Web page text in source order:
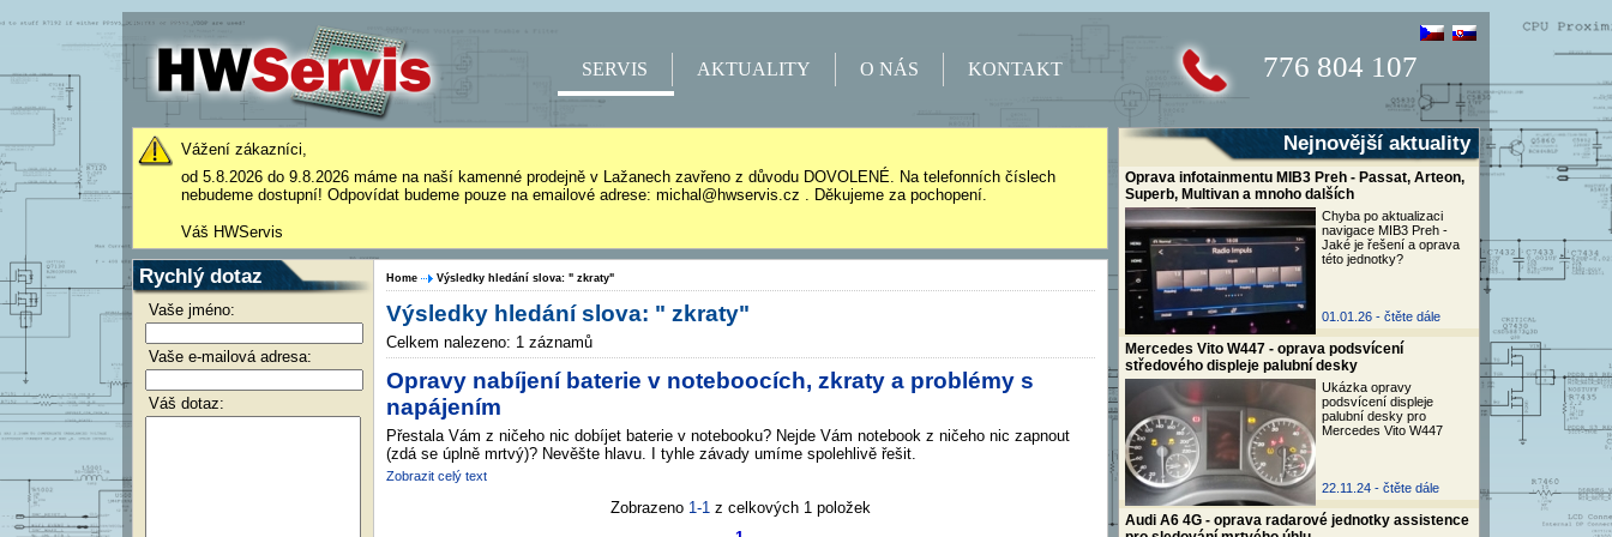
776 804 107
SERVIS AKTUALITY O NÁS KONTAKT
Nejnovější aktuality
Oprava infotainmentu MIB3 Preh - Passat, Arteon,
Superb, Multivan a mnoho dalších
Chyba po aktualizaci
navigace MIB3 Preh -
Jaké je řešení a oprava
této jednotky?
01.01.26 - čtěte dále
Mercedes Vito W447 - oprava podsvícení
středového displeje palubní desky
Ukázka opravy
podsvícení displeje
palubní desky pro
Mercedes Vito W447
22.11.24 - čtěte dále
Audi A6 4G - oprava radarové jednotky assistence
Vážení zákazníci,
od 5.8.2026 do 9.8.2026 máme na naší kamenné prodejně v Lažanech zavřeno z důvodu DOVOLENÉ. Na telefonních číslech
nebudeme dostupní! Odpovídat budeme pouze na emailové adrese: michal@hwservis.cz . Děkujeme za pochopení.
Váš HWServis
Rychlý dotaz
Vaše jméno:
Vaše e-mailová adresa:
Váš dotaz:
Home Výsledky hledání slova: " zkraty"
Výsledky hledání slova: " zkraty"
Celkem nalezeno: 1 záznamů
Opravy nabíjení baterie v noteboocích, zkraty a problémy s
napájením
Přestala Vám z ničeho nic dobíjet baterie v notebooku? Nejde Vám notebook z ničeho nic zapnout
(zdá se úplně mrtvý)? Nevěšte hlavu. I tyhle závady umíme spolehlivě řešit.
Zobrazit celý text
Zobrazeno 1-1 z celkových 1 položek